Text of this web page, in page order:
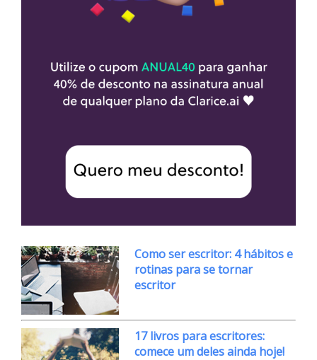
Como ser escritor: 4 hábitos e
rotinas para se tornar
escritor
17 livros para escritores:
comece um deles ainda hoje!